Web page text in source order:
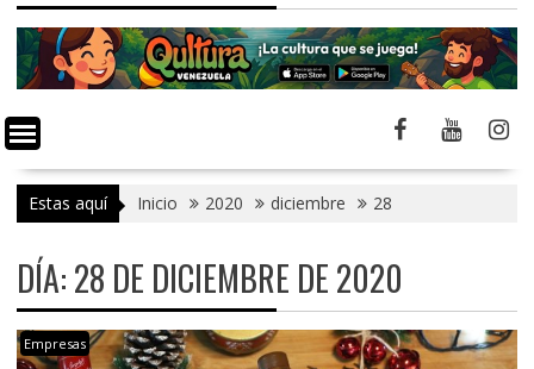
Estas aquí Inicio 2020 diciembre 28
DÍA:28 DE DICIEMBRE DE 2020
Empresas